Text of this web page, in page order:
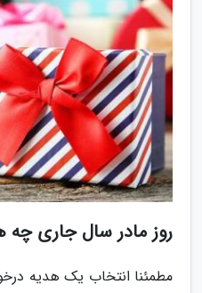
روز مادر سال جاری چه
مطمئنا انتخاب یک هدیه